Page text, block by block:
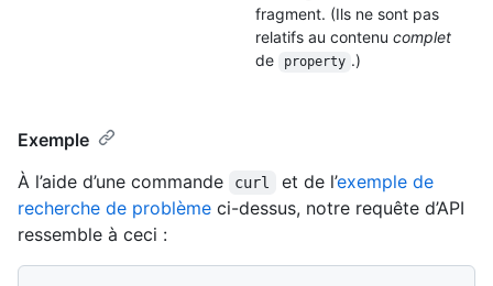
fragment. (Ils ne sont pas
relatifs au contenu complet
de
property .)
Exemple
À l’aide d’une commande
curl et de l’exemple de
recherche de problème ci-dessus, notre requête d’API
ressemble à ceci :